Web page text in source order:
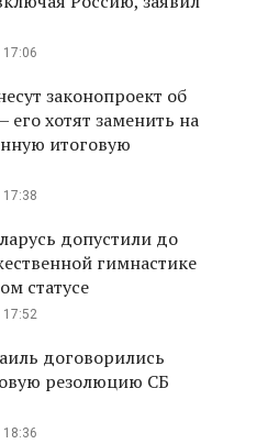
17:06
законопроект об
его хотят заменить на
итоговую
17:38
допустили до
гимнастике
статусе
17:52
договорились
резолюцию СБ
18:36